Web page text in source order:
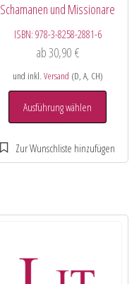
Schamanen und Missionare
ISBN: 978-3-8258-2881-6
ab30,90 €
und inkl. Versand (D, A, CH)
Ausführung wählen